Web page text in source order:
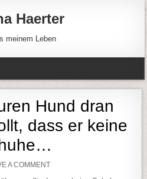
Haerter
meinem Leben
Hund dran
dass er keine
A COMMENTON WENN IHR EUREN